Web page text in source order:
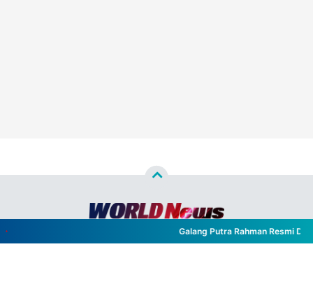
Galang Putra Rahman Resmi
WORLD NEWS™- All Rights Reserved
Designed byNghustle